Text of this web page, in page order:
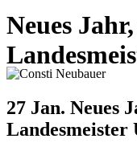
Neues
27 Jan. Neues
Landesmeister